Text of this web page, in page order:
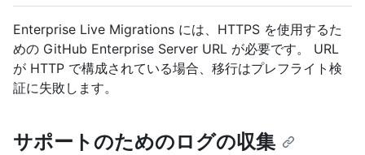
Enterprise Live Migrations には、HTTPS を使用するた
めの GitHub Enterprise Server URL が必要です。 URL
が HTTP で構成されている場合、移行はプレフライト検
証に失敗します。
サポートのためのログの収集